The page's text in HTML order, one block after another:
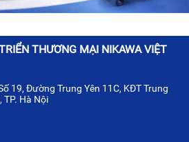
THƯƠNG MẠI NIKAWA VIỆT
19, Đường Trung Yên 11C, KĐT Trung
TP. Hà Nội